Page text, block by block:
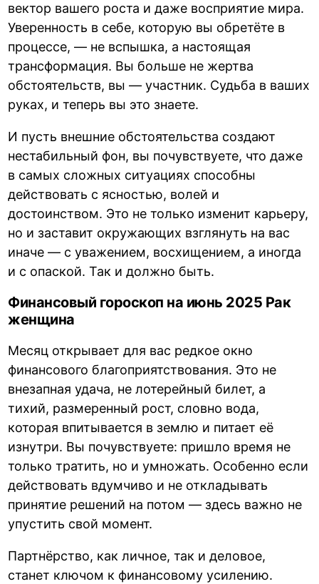
вектор вашего роста и даже восприятие мира.
Уверенность в себе, которую вы обретёте в
процессе, — не вспышка, а настоящая
трансформация. Вы больше не жертва
обстоятельств, вы — участник. Судьба в ваших
руках, и теперь вы это знаете.
И пусть внешние обстоятельства создают
нестабильный фон, вы почувствуете, что даже
в самых сложных ситуациях способны
действовать с ясностью, волей и
достоинством. Это не только изменит карьеру,
но и заставит окружающих взглянуть на вас
иначе — с уважением, восхищением, а иногда
и с опаской. Так и должно быть.
Финансовый гороскоп на июнь 2025 Рак
женщина
Месяц открывает для вас редкое окно
финансового благоприятствования. Это не
внезапная удача, не лотерейный билет, а
тихий, размеренный рост, словно вода,
которая впитывается в землю и питает её
изнутри. Вы почувствуете: пришло время не
только тратить, но и умножать. Особенно если
действовать вдумчиво и не откладывать
принятие решений на потом — здесь важно не
упустить свой момент.
Партнёрство, как личное, так и деловое,
станет ключом к финансовому усилению.